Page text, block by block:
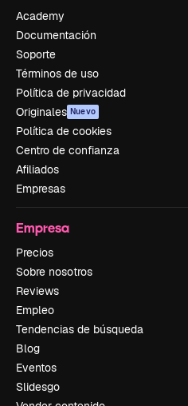
Academy
Documentación
Soporte
Términos de uso
Política de privacidad
Originales Nuevo
Política de cookies
Centro de confianza
Afiliados
Empresas
Empresa
Precios
Sobre nosotros
Reviews
Empleo
Tendencias de búsqueda
Blog
Eventos
Slidesgo